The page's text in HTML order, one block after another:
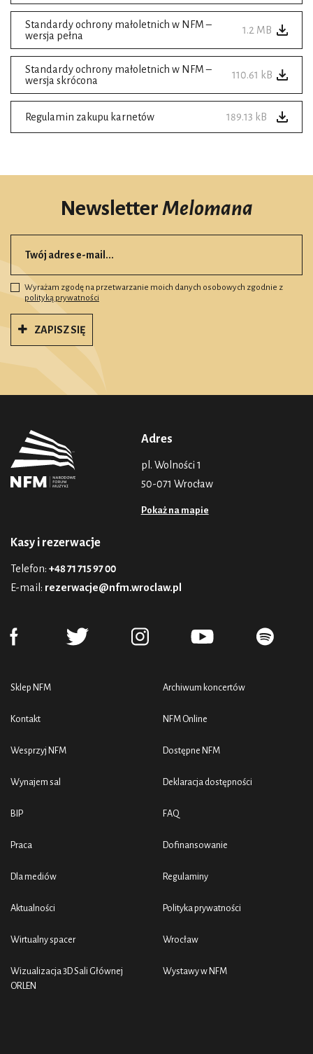
Standardy ochrony małoletnich w NFM –
wersja pełna
1.2 MB
Standardy ochrony małoletnich w NFM –
wersja skrócona
110.61 kB
Regulamin zakupu karnetów 189.13 kB
NewsletterMelomana
Wyrażam zgodę na przetwarzanie moich danych osobowych zgodnie z
polityką prywatności
ZAPISZ SIĘ
Adres
pl. Wolności 1
50-071 Wrocław
Pokaż na mapie
Kasy i rezerwacje
Telefon: +48 71 715 97 00
E-mail: rezerwacje@nfm.wroclaw.pl
Sklep NFM
Kontakt
Wesprzyj NFM
Wynajem sal
BIP
Praca
Dla mediów
Aktualności
Wirtualny spacer
Wizualizacja 3D Sali Głównej
ORLEN
Archiwum koncertów
NFM Online
Dostępne NFM
Deklaracja dostępności
FAQ
Dofinansowanie
Regulaminy
Polityka prywatności
Wrocław
Wystawy w NFM